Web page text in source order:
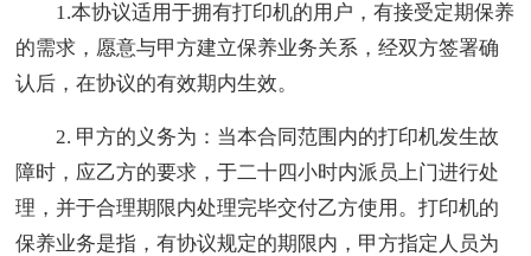
1.本协议适用于拥有打印机的用户，有接受定期保养
的需求，愿意与甲方建立保养业务关系，经双方签署确
认后，在协议的有效期内生效。
2. 甲方的义务为：当本合同范围内的打印机发生故
障时，应乙方的要求，于二十四小时内派员上门进行处
理，并于合理期限内处理完毕交付乙方使用。打印机的
保养业务是指，有协议规定的期限内，甲方指定人员为